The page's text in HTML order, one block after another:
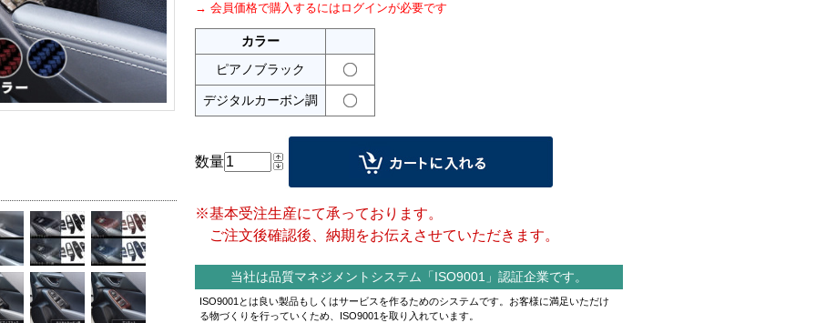
会員価格で購入するにはログインが必要です
カラー
ピアノブラック
デジタルカーボン調
数量
※基本受注生産にて承っております。
ご注文後確認後、納期をお伝えさせていただきます。
当社は品質マネジメントシステム「ISO9001」認証企業です。
ISO9001とは良い製品もしくはサービスを作るためのシステムです。お客様に満足いただけ
る物づくりを行っていくため、ISO9001を取り入れています。